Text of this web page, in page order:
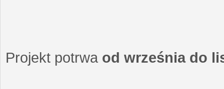
Projekt potrwa od września do